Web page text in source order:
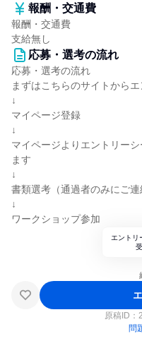
報酬・交通費
報酬・交通費
支給無し
応募・選考の流れ
応募・選考の流れ
まずはこちらのサイトから
↓
マイページ登録
↓
マイページよりエントリー
ます
↓
書類選考（通過者のみにご連
↓
ワークショップ参加
エントリ
原稿ID：
問